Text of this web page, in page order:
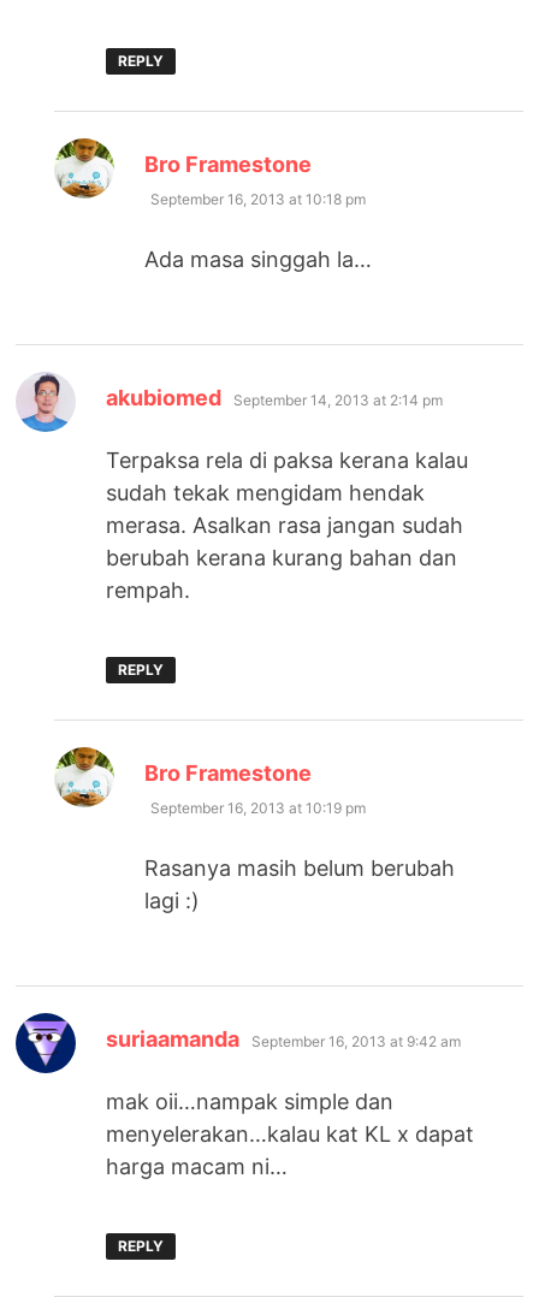
REPLY
Bro Framestone
September 16, 2013 at 10:18 pm
Ada masa singgah la…
akubiomed says:
September 14, 2013 at 2:14 pm
Terpaksa rela di paksa kerana kalau
sudah tekak mengidam hendak
merasa. Asalkan rasa jangan sudah
berubah kerana kurang bahan dan
rempah.
REPLY
Bro Framestone
September 16, 2013 at 10:19 pm
Rasanya masih belum berubah
lagi :)
suriaamanda says:
September 16, 2013 at 9:42 am
mak oii…nampak simple dan
menyelerakan…kalau kat KL x dapat
harga macam ni…
REPLY